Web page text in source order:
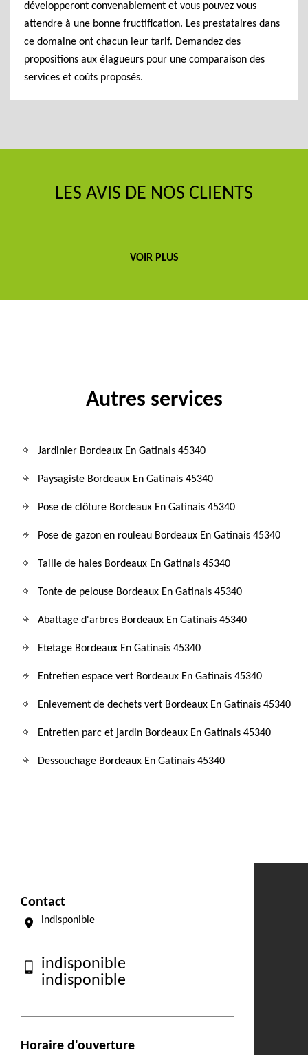
développeront convenablement et vous pouvez vous
attendre à une bonne fructification. Les prestataires dans
ce domaine ont chacun leur tarif. Demandez des
propositions aux élagueurs pour une comparaison des
services et coûts proposés.
LES AVIS DE NOS CLIENTS
VOIR PLUS
Autres services
Jardinier Bordeaux En Gatinais 45340
Paysagiste Bordeaux En Gatinais 45340
Pose de clôture Bordeaux En Gatinais 45340
Pose de gazon en rouleau Bordeaux En Gatinais 45340
Taille de haies Bordeaux En Gatinais 45340
Tonte de pelouse Bordeaux En Gatinais 45340
Abattage d'arbres Bordeaux En Gatinais 45340
Etetage Bordeaux En Gatinais 45340
Entretien espace vert Bordeaux En Gatinais 45340
Enlevement de dechets vert Bordeaux En Gatinais 45340
Entretien parc et jardin Bordeaux En Gatinais 45340
Dessouchage Bordeaux En Gatinais 45340
Contact
indisponible
indisponible
indisponible
Horaire d'ouverture